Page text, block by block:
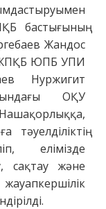
бастығының
Жандос
ЮПБ УПИ
Нуржигит
ОҚУ
елімізде
сақтау және